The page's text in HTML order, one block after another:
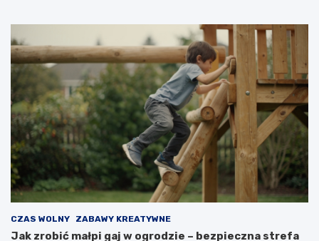
CZAS WOLNY ZABAWY KREATYWNE
Jak zrobić małpi gaj w ogrodzie – bezpieczna strefa